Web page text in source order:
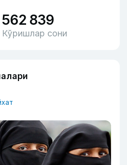
562 839
Кўришлар сони